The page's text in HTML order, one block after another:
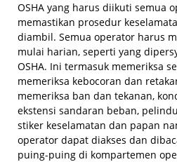
OSHA yang harus diikuti semua
memastikan prosedur
diambil. Semua operator harus
mulai harian, seperti yang
OSHA. Ini termasuk memeriksa
memeriksa kebocoran dan
memeriksa ban dan tekanan,
ekstensi sandaran beban,
stiker keselamatan dan papan
operator dapat diakses dan
puing-puing di kompartemen